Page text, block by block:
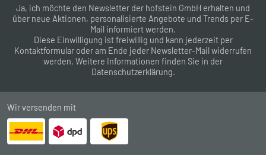
Ja, ich möchte den Newsletter der hofstein GmbH erhalten und
über neue Aktionen, personalisierte Angebote und Trends per E-
Mail informiert werden.
Diese Einwilligung ist freiwillig und kann jederzeit per
Kontaktformular oder am Ende jeder Newsletter-Mail widerrufen
werden. Weitere Informationen finden Sie in der
Datenschutzerklärung.
Wir versenden mit